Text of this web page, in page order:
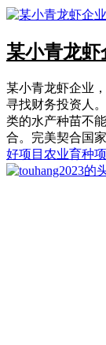
某小青龙
某小青龙虾企业
寻找财务投资人
类的水产种苗不
合。完美契合国
好项目 农业育种